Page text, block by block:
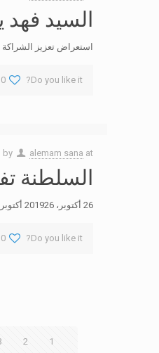
السيد
استعراض تعزيز
Do you like it?
0
by alemam sana at
السلطنة
26 أكتوبر، 201926 أكتوبر، 2019 جريدة عمان حصلت السلطنة ممثلة في وزارة القوى العاملة على مركزين ضمن معرض القاهرة الدولي السادس للابتكار حيث نالت الكلية التقنية
Do you like it?
0
1
2